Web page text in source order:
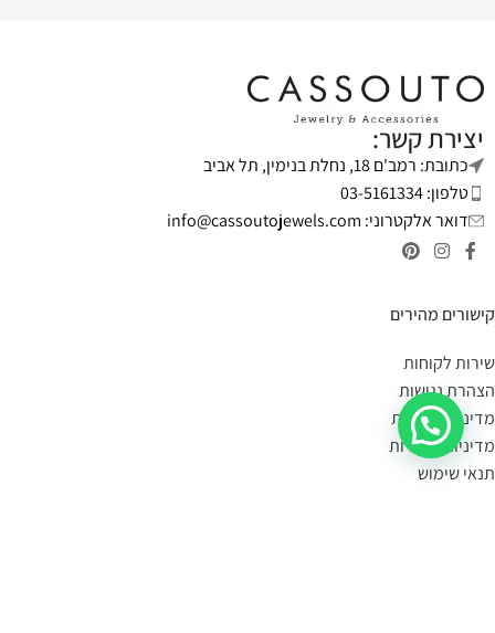
יצירת קשר:
כתובת: רמב'ם 18, נחלת בנימין, תל אביב
טלפון: 03-5161334
דואר אלקטרוני: info@cassoutojewels.com
קישורים מהירים
שירות לקוחות
הצהרת נגישות
מדיניות פרטיות
מדיניות החזרות
תנאי שימוש